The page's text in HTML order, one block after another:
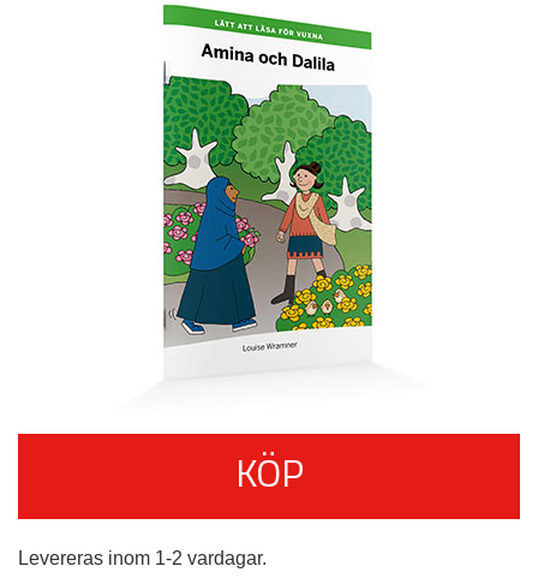
KÖP
Levereras inom 1-2 vardagar.